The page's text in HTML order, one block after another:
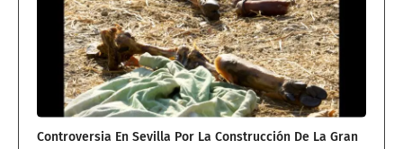
Controversia En Sevilla Por La Construcción De La Gran